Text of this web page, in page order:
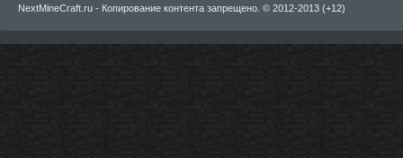
NextMineCraft.ru - Копирование контента запрещено. © 2012-2013 (+12)